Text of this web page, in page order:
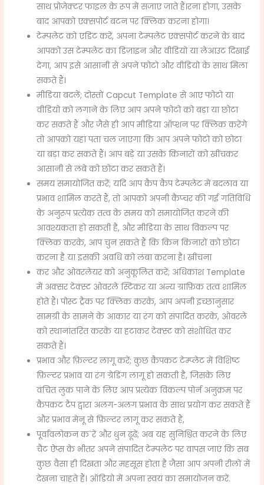
साथ प्रोजेक्टर फाइल के रूप में सजाए जाते हैं।रना होगा, उसके
बाद आपको एक्सपोर्ट बटन पर क्लिक करना होगा।
टेम्पलेट को एडिट करें, अपना टेम्पलेट एक्सपोर्ट करने के बाद
आपको उस टेम्पलेट का डिज़ाइन और वीडियो या लेआउट दिखाई
देगा, आप इसे आसानी से अपने फोटो और वीडियो के साथ मिला
सकते हैं।
मीडिया बदलें; दोस्तों Capcut Template से आए फोटो या
वीडियो को लगाने के लिए आप अपने फोटो को बड़ा या छोटा
कर सकते हैं और जैसे ही आप मीडिया ऑप्शन पर क्लिक करेंगे
तो आपको यहां पता चल जाएगा कि आप अपने फोटो को छोटा
या बड़ा कर सकते हैं। आप बड़े या उसके किनारों को खींचकर
आसानी से लंबे को छोटा कर सकते हैं।
समय समायोजित करें; यदि आप कैप कैप टेम्पलेट में बदलाव या
प्रभाव शामिल करते हैं, तो आपको अपनी कैप्चर की गई गतिविधि
के अनुरूप प्रत्येक तत्व के समय को समायोजित करने की
आवश्यकता हो सकती है, और मीडिया के साथ विकल्प पर
क्लिक करके, आप चुन सकते हैं कि किन किनारों को छोटा
करना है या इसकी अवधि को लंबा करना है। खींचना
कर और ओवरलेयर को अनुकूलित करें; अधिकांश Template
में अक्सर टेक्स्ट ओवरले स्टिकर या अन्य ग्राफ़िक तत्व शामिल
होते हैं। पोस्ट ट्रैक पर क्लिक करके, आप अपनी इच्छानुसार
सामग्री के सामने के आकार या रंग को संपादित करके, ओवरले
को स्थानांतरित करके या हटाकर टेक्स्ट को संशोधित कर
सकते हैं।
प्रभाव और फ़िल्टर लागू करें; कुछ कैपकट टेम्प्लेट में विशिष्ट
फ़िल्टर प्रभाव या रंग ग्रेडिंग लागू हो सकती है, जिसके लिए
वंचित लुक पाने के लिए आप प्रत्येक विकल्प पोर्न अनुक्रम पर
कैपकट टैप द्वारा अलग-अलग प्रभाव के साथ प्रयोग कर सकते हैं
और प्रभाव मेनू से फ़िल्टर लागू कर सकते हैं,
पूर्वावलोकन क`रें और धुन ढूंढें; अब यह सुनिश्चित करने के लिए
चैट ऐप्स के भीतर अपने संपादित टेम्पलेट पर वापस जाएं कि सब
कुछ वैसा ही दिखता और महसूस होता है जैसा आप अपनी रीलों में
देखना चाहते हैं। ऑडियो में अपना स्वयं का समायोजन करें.